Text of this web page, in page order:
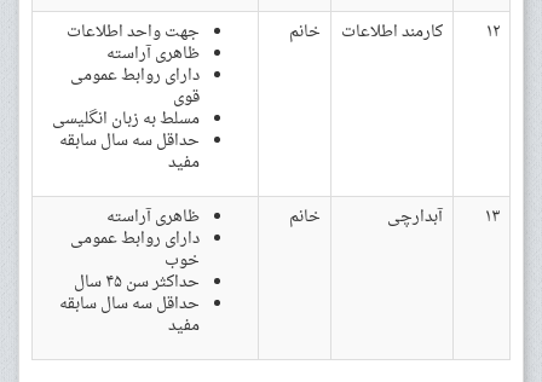
۱۲ کارمند اطلاعات خانم جهت واحد اطلاعات
ظاهری آراسته
دارای روابط عمومی
قوی
مسلط به زبان انگلیسی
حداقل سه سال سابقه
مفید
۱۳
آبدارچی خانم ظاهری آراسته
دارای روابط عمومی
خوب
حداکثر سن ۴۵ سال
حداقل سه سال سابقه
مفید